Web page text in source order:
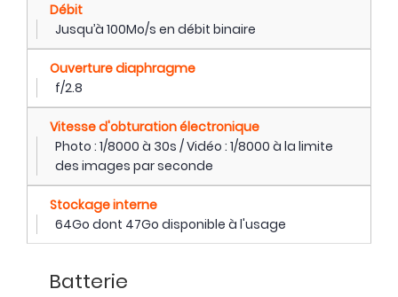
Débit
Jusqu’à 100Mo/s en débit binaire
Ouverture diaphragme
f/2.8
Vitesse d'obturation électronique
Photo : 1/8000 à 30s / Vidéo : 1/8000 à la limite
des images par seconde
Stockage interne
64Go dont 47Go disponible à l'usage
Batterie